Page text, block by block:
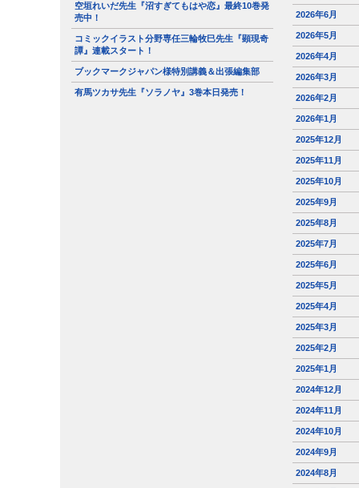
空垣れいだ先生『沼すぎてもはや恋』最終10巻発
売中！
コミックイラスト分野専任三輪牧巳先生『顕現奇
譚』連載スタート！
ブックマークジャパン様特別講義＆出張編集部
有馬ツカサ先生『ソラノヤ』3巻本日発売！
2026年6月
2026年5月
2026年4月
2026年3月
2026年2月
2026年1月
2025年12月
2025年11月
2025年10月
2025年9月
2025年8月
2025年7月
2025年6月
2025年5月
2025年4月
2025年3月
2025年2月
2025年1月
2024年12月
2024年11月
2024年10月
2024年9月
2024年8月